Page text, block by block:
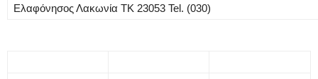
Ελαφόνησος Λακωνία ΤΚ 23053 Tel. (030)